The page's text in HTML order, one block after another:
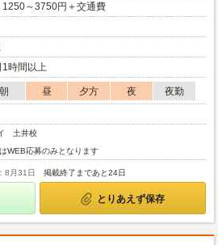
1250～3750円＋交通費
時間以上
朝 昼 夕方 夜
夜勤
土井校
WEB応募のみとなります
8月31日 掲載終了まであと24日
とりあえず保存